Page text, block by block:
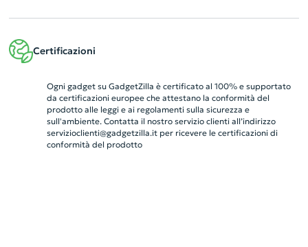
Certificazioni
Ogni gadget su GadgetZilla è certificato al 100% e supportato
da certificazioni europee che attestano la conformità del
prodotto alle leggi e ai regolamenti sulla sicurezza e
sull'ambiente. Contatta il nostro servizio clienti all’indirizzo
servizioclienti@gadgetzilla.itper ricevere le certificazioni di
conformità del prodotto